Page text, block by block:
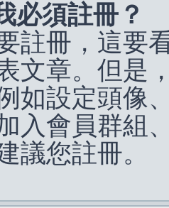
必須註冊？
註冊，這要
文章。但是
如設定頭像
入會員群組
議您註冊。